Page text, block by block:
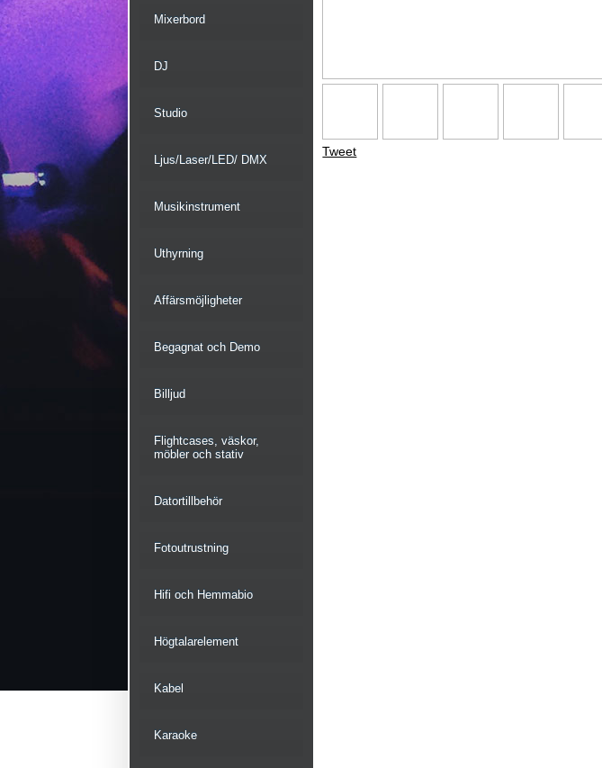
Mixerbord
DJ
Studio
Ljus/Laser/LED/ DMX
Musikinstrument
Uthyrning
Affärsmöjligheter
Begagnat och Demo
Billjud
Flightcases, väskor,
möbler och stativ
Datortillbehör
Fotoutrustning
Hifi och Hemmabio
Högtalarelement
Kabel
Karaoke
Tweet